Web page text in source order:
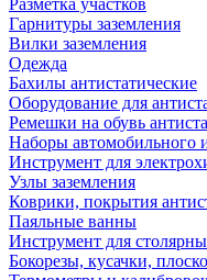
Разметка участков
Гарнитуры заземления
Вилки заземления
Одежда
Бахилы антистатические
Оборудование для
Ремешки на обувь
Наборы автомобильного
Инструмент для
Узлы заземления
Коврики, покрытия
Паяльные ванны
Инструмент для
Бокорезы, кусачки,